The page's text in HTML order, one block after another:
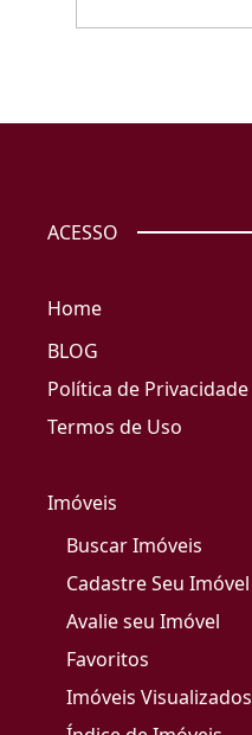
ACESSO
Home
BLOG
Política de Privacidade
Termos de Uso
Imóveis
Buscar Imóveis
Cadastre Seu Imóvel
Avalie seu Imóvel
Favoritos
Imóveis Visualizados